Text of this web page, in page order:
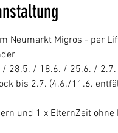
Neumarkt Migros - per
28.5. / 18.6. / 25.6. / 2.7.
bis 2.7. (4.6./11.6.
und 1 x ElternZeit ohne